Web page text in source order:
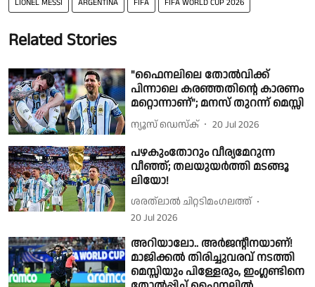
LIONEL MESSI ARGENTINA FIFA FIFA WORLD CUP 2026
Related Stories
"ഫൈനലിലെ തോൽവിക്ക്
പിന്നാലെ കരഞ്ഞതിൻ്റെ കാരണം
മറ്റൊന്നാണ്"; മനസ് തുറന്ന് മെസ്സി
ന്യൂസ് ഡെസ്ക് 20 Jul 2026
പഴകുംതോറും വീര്യമേറുന്ന
വീഞ്ഞ്; തലയുയർത്തി മടങ്ങൂ
ലിയോ!
ശരത്‌ലാൽ ചിറ്റടിമംഗലത്ത്
20 Jul 2026
അറിയാലോ.. അർജൻ്റീനയാണ്!
മാജിക്കൽ തിരിച്ചുവരവ് നടത്തി
മെസ്സിയും പിള്ളേരും, ഇംഗ്ലണ്ടിനെ